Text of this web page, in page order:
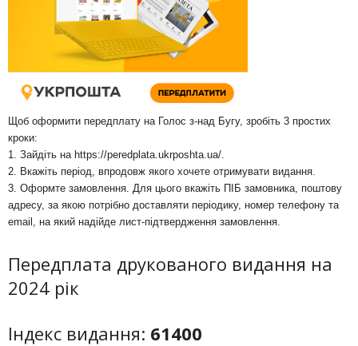
Щоб оформити передплату на Голос з-над Бугу, зробіть 3 простих
кроки:
1. Зайдіть на https://peredplata.ukrposhta.ua/
2. Вкажіть період, впродовж якого хочете отримувати видання.
3. Оформте замовлення. Для цього вкажіть ПІБ замовника, поштову
адресу, за якою потрібно доставляти періодику, номер телефону та
email, на який надійде лист-підтвердження замовлення.
Передплата друкованого видання на
2024 рік
Індекс видання: 61400